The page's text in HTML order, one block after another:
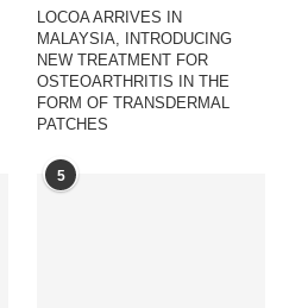
LOCOA ARRIVES IN
MALAYSIA, INTRODUCING
NEW TREATMENT FOR
OSTEOARTHRITIS IN THE
FORM OF TRANSDERMAL
PATCHES
5